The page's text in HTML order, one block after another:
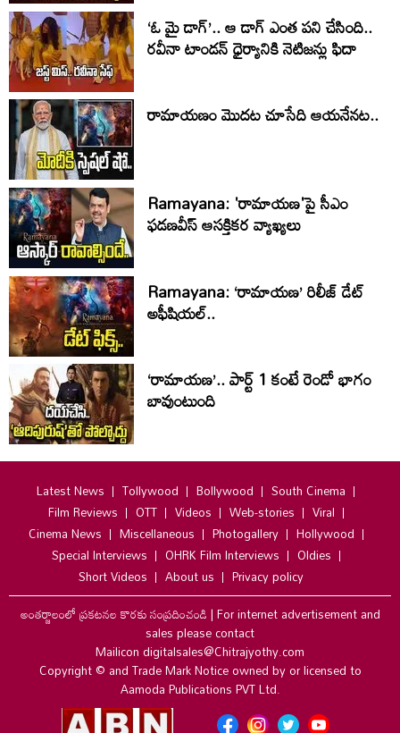
‘ఓ మై డాగ్’.. ఆ డాగ్ ఎంత పని చేసింది..
రవీనా టాండన్ ధైర్యానికి నెటిజన్లు ఫిదా
రామాయణం మొదట చూసేది ఆయనేనట..
Ramayana: 'రామాయణ'పై సీఎం
ఫడణవీస్ ఆసక్తికర వ్యాఖ్యలు
Ramayana: ‘రామాయణ’ రిలీజ్ డేట్
అఫీషియల్‌..
‘రామాయణ’.. పార్ట్‌ 1 కంటే రెండో భాగం
బావుంటుంది
Latest News Tollywood Bollywood
South Cinema
Film Reviews
OTT Videos Web-stories
Viral
Cinema News
Miscellaneous Photogallery
Hollywood
Special Interviews
OHRK Film Interviews
Oldies
Short Videos
About us
Privacy policy
అంతర్జాలంలో ప్రకటనల కొరకు సంప్రదించండి|For internet advertisement and
sales please contact
Mailicon digitalsales@Chitrajyothy.com
Copyright © and Trade Mark Notice owned by or licensed to
Aamoda Publications PVT Ltd.